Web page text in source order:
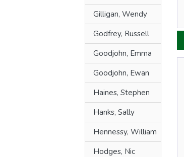
Gilligan, Wendy
Godfrey, Russell
Goodjohn, Emma
Goodjohn, Ewan
Haines, Stephen
Hanks, Sally
Hennessy, William
Hodges, Nic